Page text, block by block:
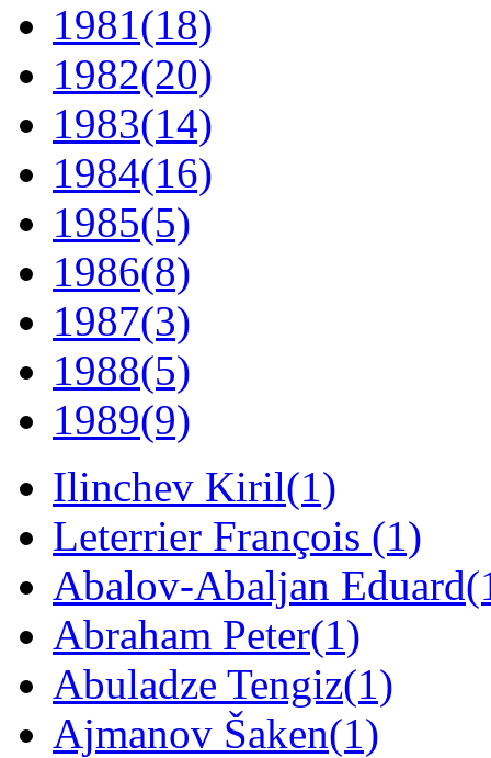
1981(18)
1982(20)
1983(14)
1984(16)
1985(5)
1986(8)
1987(3)
1988(5)
1989(9)
Ilinchev Kiril(1)
Leterrier François (1)
Abalov-Abaljan Eduard
Abraham Peter(1)
Abuladze Tengiz(1)
Ajmanov Šaken(1)